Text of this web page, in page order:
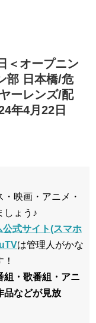
＜オープニン
部 日本橋/危
ーレンズ/配
年4月22日
映画・アニメ・
しょう♪
式サイト(スマホ
は管理人がかな
組・歌番組・アニ
品などが見放